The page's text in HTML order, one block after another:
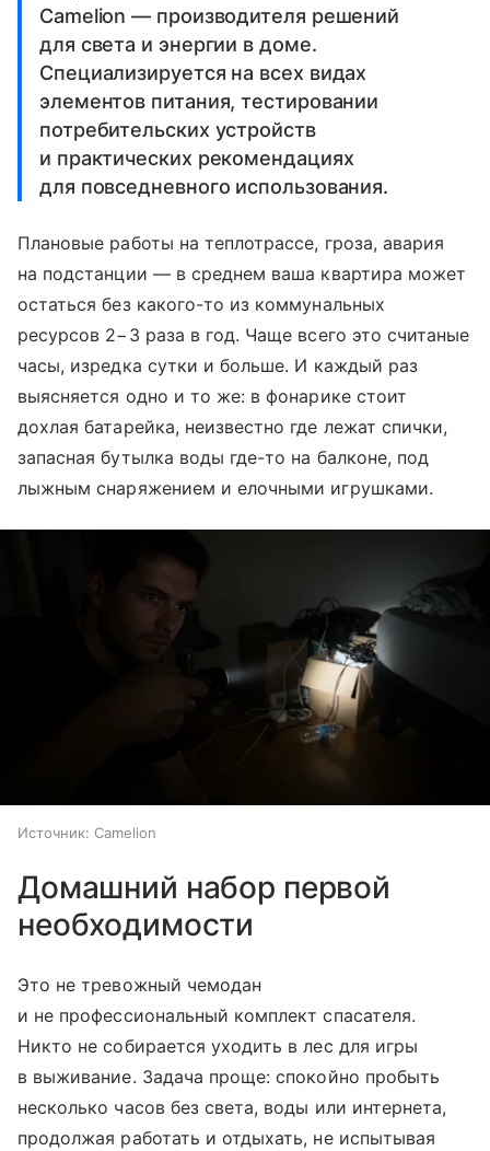
Camelion — производителя решений
для света и энергии в доме.
Специализируется на всех видах
элементов питания, тестировании
потребительских устройств
и практических рекомендациях
для повседневного использования.
Плановые работы на теплотрассе, гроза, авария
на подстанции — в среднем ваша квартира может
остаться без какого-то из коммунальных
ресурсов 2−3 раза в год. Чаще всего это считаные
часы, изредка сутки и больше. И каждый раз
выясняется одно и то же: в фонарике стоит
дохлая батарейка, неизвестно где лежат спички,
запасная бутылка воды где-то на балконе, под
лыжным снаряжением и елочными игрушками.
Источник: Camelion
Домашний набор первой
необходимости
Это не тревожный чемодан
и не профессиональный комплект спасателя.
Никто не собирается уходить в лес для игры
в выживание. Задача проще: спокойно пробыть
несколько часов без света, воды или интернета,
продолжая работать и отдыхать, не испытывая